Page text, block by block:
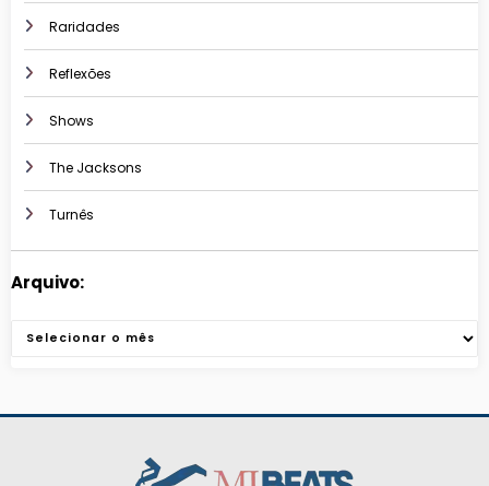
Raridades
Reflexões
Shows
The Jacksons
Turnês
Arquivo:
Arquivos